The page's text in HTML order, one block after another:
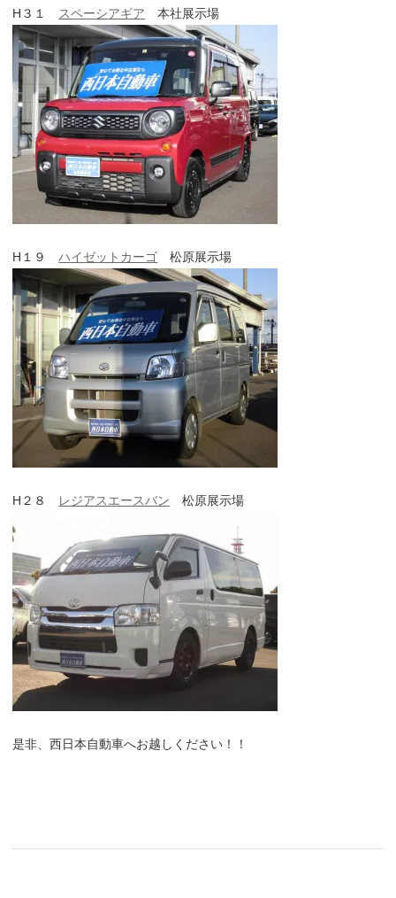
H３１ スペーシアギア 本社展示場
H１９ハイゼットカーゴ 松原展示場
H２８ レジアスエースバン 松原展示場
是非、西日本自動車へお越しください！！